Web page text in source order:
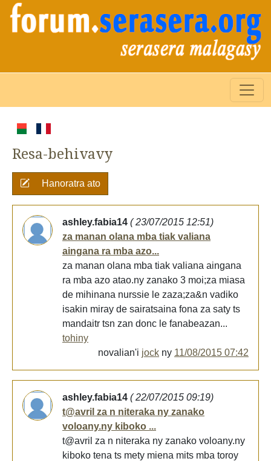
Resa-behivavy
Hanoratra ato
ashley.fabia14 ( 23/07/2015 12:51)
za manan olana mba tiak valiana
aingana ra mba azo...
za manan olana mba tiak valiana aingana
ra mba azo atao.ny zanako 3 moi;za miasa
de mihinana nurssie le zaza;za&n vadiko
isakin miray de sairatsaina fona za saty ts
mandaitr tsn zan donc le fanabeazan...
tohiny
novalian'i jock ny 11/08/2015 07:42
ashley.fabia14 ( 22/07/2015 09:19)
t@avril za n niteraka ny zanako
voloany.ny kiboko ...
t@avril za n niteraka ny zanako voloany.ny
kiboko tena ts mety miena mits mba toroy